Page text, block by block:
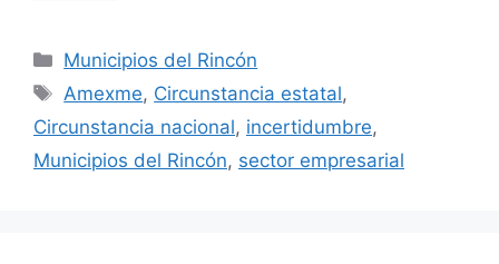
Categorías
Municipios del Rincón
Etiquetas
Amexme, Circunstancia estatal,
Circunstancia nacional, incertidumbre,
Municipios del Rincón, sector empresarial